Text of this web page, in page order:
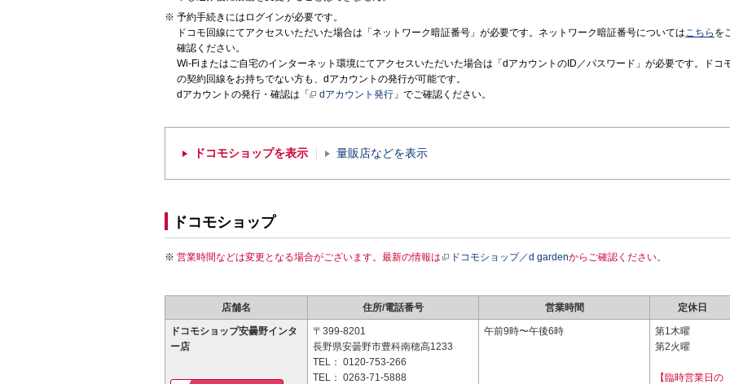
予約手続きにはログインが必要です。
ドコモ回線にてアクセスいただいた場合は「ネットワーク暗証番号」が必要です。ネットワーク暗証番号についてはこちら を
確認ください。
Wi-Fiまたはご自宅のインターネット環境にてアクセスいただいた場合は「dアカウントのID／パスワード」が必要です。ドコ
の契約回線をお持ちでない方も、dアカウントの発行が可能です。
dアカウントの発行・確認は「
dアカウント発行 」でご確認ください。
ドコモショップを表示 量販店などを表示
ドコモショップ
営業時間などは変更となる場合がございます。最新の情報は ドコモショップ／d gardenからご確認ください。
店舗名 住所/電話番号 営業時間 定休日
ドコモショップ安曇野インタ
ー店
〒399-8201
長野県安曇野市豊科南穂高1233
TEL： 0120-753-266
TEL： 0263-71-5888
午前9時〜午後6時
第1木曜
第2火曜
【臨時営業日の